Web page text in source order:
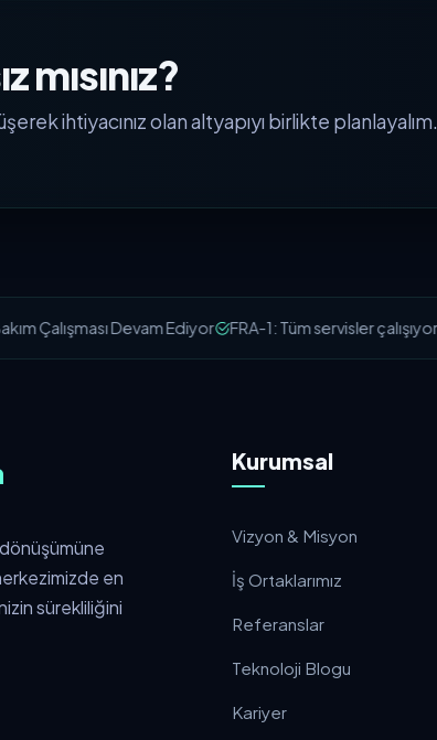
mısınız?
ihtiyacınız olan altyapıyı birlikte planlayalım.
Çalışması Devam Ediyor FRA-1: Tüm servisler çalışıyor
en
sürekliliğini
Kurumsal
Vizyon & Misyon
İş Ortaklarımız
Referanslar
Teknoloji Blogu
Kariyer